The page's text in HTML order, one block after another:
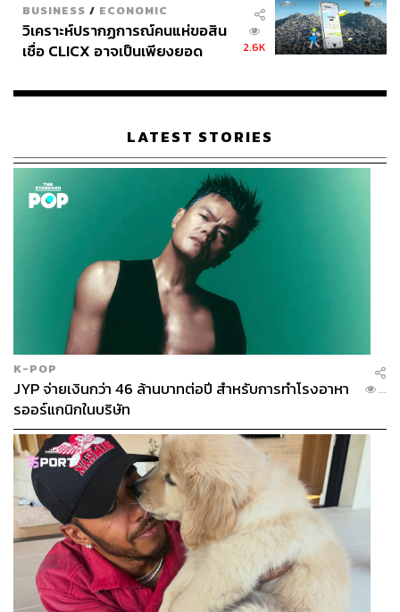
BUSINESS / ECONOMIC
วิเคราะห์ปรากฏการณ์คนแห่ขอสิน
เชื่อ CLICX อาจเป็นเพียงยอด
เรือนไทยที่ถูกซุกไว้
2.6K
LATEST STORIES
K-POP
JYP จ่ายเงินกว่า 46 ล้านบาทต่อปี สำหรับการทำโรงอาหา
รออร์แกนิกในบริษัท
...